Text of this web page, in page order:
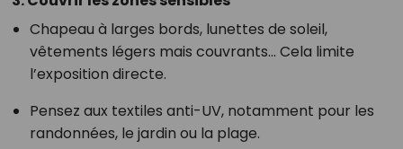
Chapeau à larges bords, lunettes de soleil,
vêtements légers mais couvrants… Cela limite
l’exposition directe.
Pensez aux textiles anti-UV, notamment pour les
randonnées, le jardin ou la plage.